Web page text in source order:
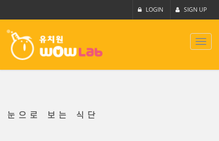
LOGIN SIGN UP
눈으로 보는 식단